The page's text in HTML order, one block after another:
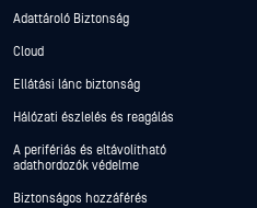
Adattároló Biztonság
Cloud
Ellátási lánc biztonság
Hálózati észlelés és reagálás
A perifériás és eltávolítható
adathordozók védelme
Biztonságos hozzáférés